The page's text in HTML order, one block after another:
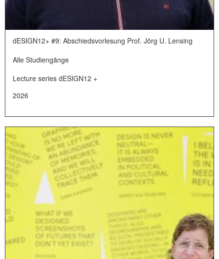
dESIGN12+ #9: Abschiedsvorlesung Prof. Jörg U. Lensing
Alle Studiengänge
Lecture series dESIGN12 +
2026